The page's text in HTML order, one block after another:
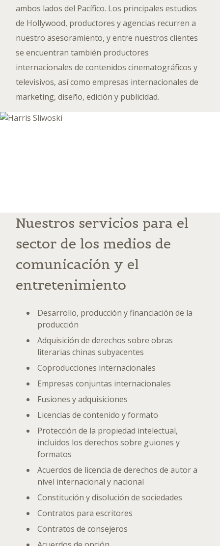
ambos lados del Pacífico. Los principales estudios
de Hollywood, productores y agencias recurren a
nuestro asesoramiento, y entre nuestros clientes
se encuentran también productores
internacionales de contenidos cinematográficos y
televisivos, así como empresas internacionales de
marketing, diseño, edición y publicidad.
Nuestros servicios para el
sector de los medios de
comunicación y el
entretenimiento
Desarrollo, producción y financiación de la
producción
Adquisición de derechos sobre obras
literarias chinas subyacentes
Coproducciones internacionales
Empresas conjuntas internacionales
Fusiones y adquisiciones
Licencias de contenido y formato
Protección de la propiedad intelectual,
incluidos los derechos sobre guiones y
formatos
Acuerdos de licencia de derechos de autor a
nivel internacional y nacional
Constitución y disolución de sociedades
Contratos para escritores
Contratos de consejeros